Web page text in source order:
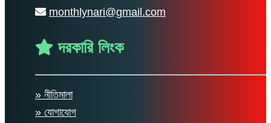
monthlynari@gmail.com
দরকারি লিংক
» নীতিমালা
» যোগাযোগ